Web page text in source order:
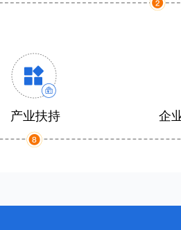
产业扶持 企